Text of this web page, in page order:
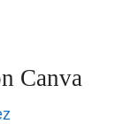
Canva